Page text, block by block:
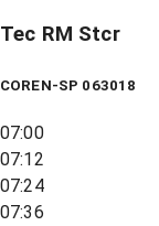
Tec RM Stcr
COREN-SP 063018
07:00
07:12
07:24
07:36